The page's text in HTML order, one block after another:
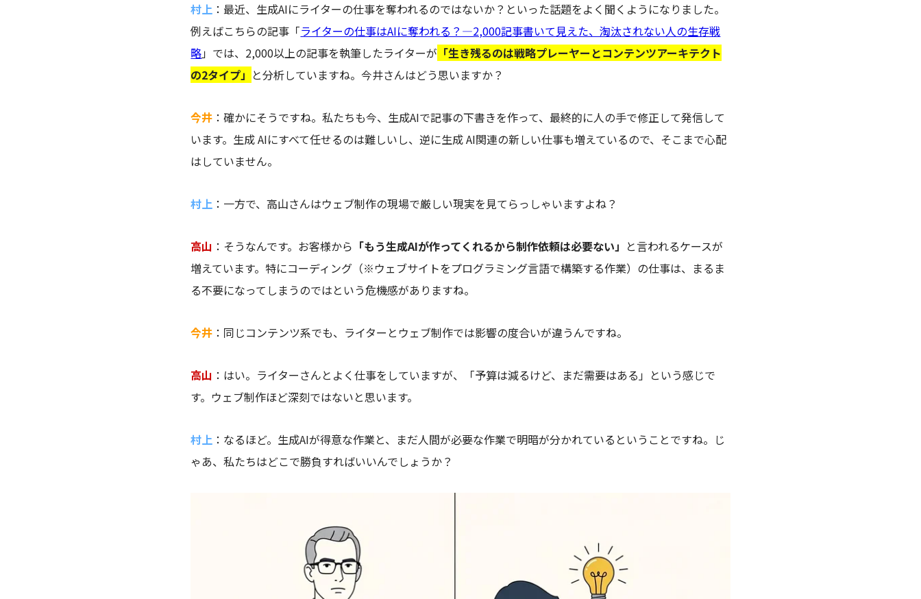
村上 ：最近、生成AIにライターの仕事を奪われるのではないか？といった話題をよく聞くようになりました。
例えばこちらの記事「ライターの仕事はAIに奪われる？―2,000記事書いて見えた、淘汰されない人の生存戦
略」では、2,000以上の記事を執筆したライターが 「生き残るのは戦略プレーヤーとコンテンツアーキテクト
の2タイプ」 と分析していますね。今井さんはどう思いますか？
今井 ：確かにそうですね。私たちも今、生成AIで記事の下書きを作って、最終的に人の手で修正して発信して
います。 生成AIにすべて任せるのは難しいし、逆に生成AI関連の新しい仕事も増えているので、そこまで心配
はしていません。
村上 ：一方で、高山さんはウェブ制作の現場で厳しい現実を見てらっしゃいますよね？
高山 ：そうなんです。お客様から 「もう生成AIが作ってくれるから制作依頼は必要ない」 と言われるケースが
増えています。特にコーディング（※ウェブサイトをプログラミング言語で構築する作業）の仕事は、まるま
る不要になってしまうのではという危機感がありますね。
今井 ：同じコンテンツ系でも、ライターとウェブ制作では影響の度合いが違うんですね。
高山 ：はい。ライターさんとよく仕事をしていますが、「予算は減るけど、まだ需要はある」という感じで
す。ウェブ制作ほど深刻ではないと思います。
村上 ：なるほど。生成AIが得意な作業と、まだ人間が必要な作業で明暗が分かれているということですね。じ
ゃあ、私たちはどこで勝負すればいいんでしょうか？